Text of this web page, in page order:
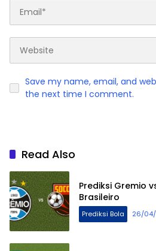
Save my name, email, and
the next time I comment.
Read Also
Prediksi Gremio
Brasileiro
Prediksi Bola 26/